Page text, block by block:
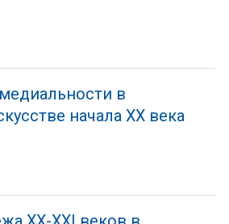
в
начала XX века